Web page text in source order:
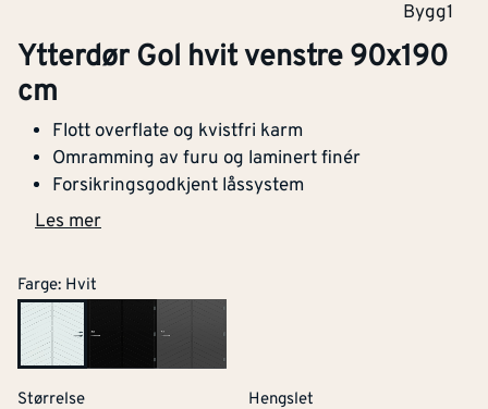
Bygg1
Ytterdør Gol hvit venstre 90x190
cm
Flott overflate og kvistfri karm
Omramming av furu og laminert finér
Forsikringsgodkjent låssystem
Les mer
Farge: Hvit
Størrelse Hengslet